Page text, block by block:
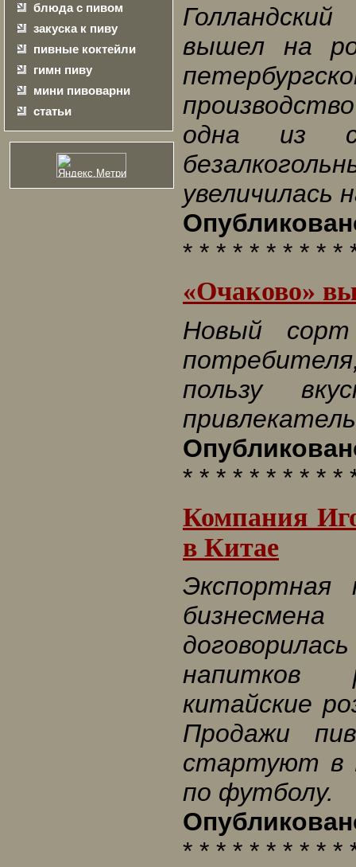
блюда с пивом
закуска к пиву
пивные коктейли
гимн пиву
мини пивоварни
статьи
вышел на
одна из
увеличилась
* * * * * * * * * *
«Очаково»
Новый сорт
пользу
* * * * * * * * * *
Компания
в Китае
Экспортная
напитков
китайские
Продажи
стартуют в
по футболу.
* * * * * * * * * *